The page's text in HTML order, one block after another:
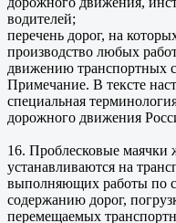
водителей;
перечень дорог, на
производство любых
движению транспортных
Примечание. В тексте
специальная
дорожного движения
16. Проблесковые маячки
устанавливаются на
выполняющих работы по
содержанию дорог,
перемещаемых